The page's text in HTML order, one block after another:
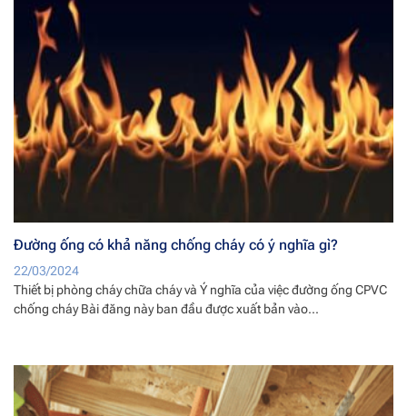
Đường ống có khả năng chống cháy có ý nghĩa gì?
22/03/2024
Thiết bị phòng cháy chữa cháy và Ý nghĩa của việc đường ống CPVC
chống cháy Bài đăng này ban đầu được xuất bản vào...